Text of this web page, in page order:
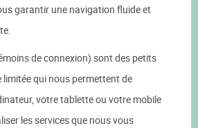
garantir une navigation fluide et
de connexion) sont des petits
qui nous permettent de
votre tablette ou votre mobile
les services que nous vous